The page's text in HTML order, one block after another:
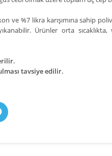
ve %7 likra karışımına sahip
Ürünler orta sıcaklıkta,
tavsiye edilir.